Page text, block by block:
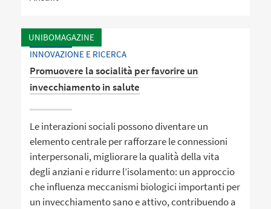
UNIBOMAGAZINE
INNOVAZIONE E RICERCA
Promuovere la socialità per favorire un
invecchiamento in salute
Le interazioni sociali possono diventare un
elemento centrale per rafforzare le connessioni
interpersonali, migliorare la qualità della vita
degli anziani e ridurre l’isolamento: un approccio
che influenza meccanismi biologici importanti per
un invecchiamento sano e attivo, contribuendo a